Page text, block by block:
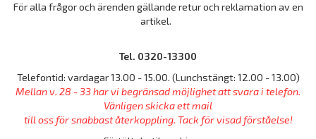
För alla frågor och ärenden gällande retur och reklamation av en
artikel.
Tel. 0320-13300
Telefontid: vardagar 13.00 - 15.00. (Lunchstängt: 12.00 - 13.00)
Mellan v. 28 - 33 har vi begränsad möjlighet att svara i telefon.
Vänligen skicka ett mail
till oss för snabbast återkoppling. Tack för visad förståelse!